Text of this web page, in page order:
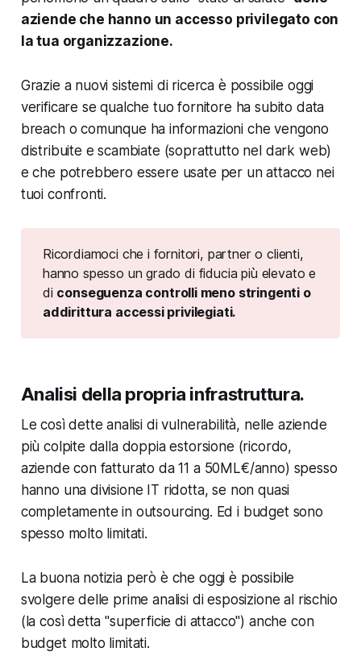
aziende che hanno un accesso privilegato con
la tua organizzazione.
Grazie a nuovi sistemi di ricerca è possibile oggi
verificare se qualche tuo fornitore ha subito data
breach o comunque ha informazioni che vengono
distribuite e scambiate (soprattutto nel dark web)
e che potrebbero essere usate per un attacco nei
tuoi confronti.
Ricordiamoci che i fornitori, partner o clienti,
hanno spesso un grado di fiducia più elevato e
di conseguenza controlli meno stringenti o
addirittura accessi privilegiati.
Analisi della propria infrastruttura.
Le così dette analisi di vulnerabilità, nelle aziende
più colpite dalla doppia estorsione (ricordo,
aziende con fatturato da 11 a 50ML€/anno) spesso
hanno una divisione IT ridotta, se non quasi
completamente in outsourcing. Ed i budget sono
spesso molto limitati.
La buona notizia però è che oggi è possibile
svolgere delle prime analisi di esposizione al rischio
(la così detta "superficie di attacco") anche con
budget molto limitati.